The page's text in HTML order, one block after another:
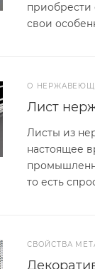
приобрести
свои
О
Лист
Листы из
настоящее
то есть
СВОЙСТВА